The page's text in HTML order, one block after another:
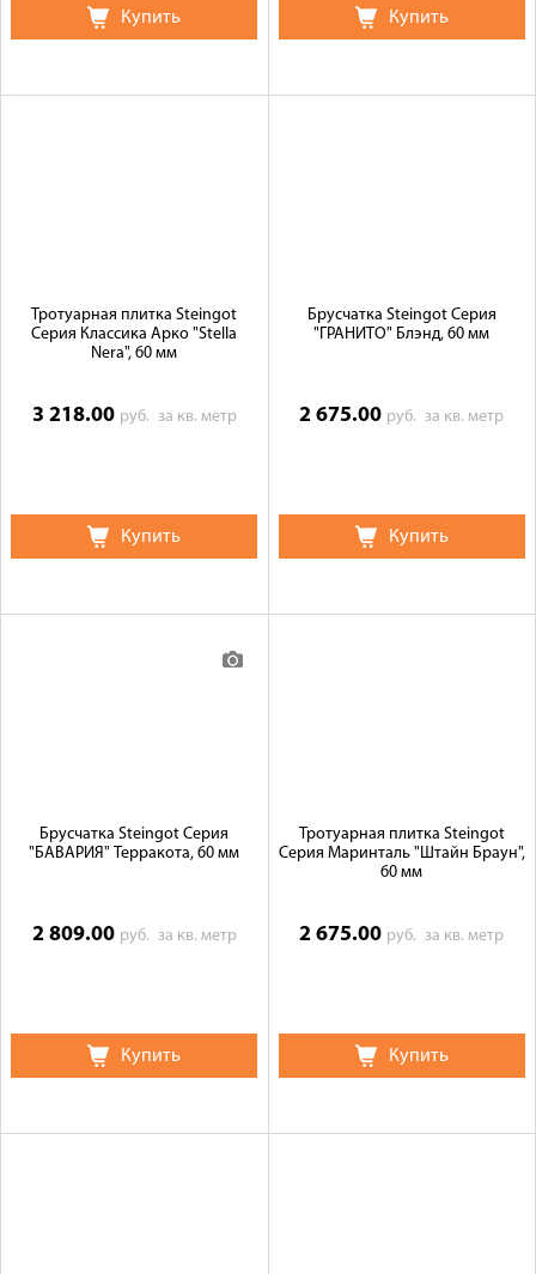
Купить Купить
Тротуарная плитка Steingot
Серия Классика Арко "Stella
Nera", 60 мм
3 218.00 руб. за кв. метр
Купить
Брусчатка Steingot Серия
"ГРАНИТО" Блэнд, 60 мм
2 675.00 руб.за кв. метр
Купить
Брусчатка Steingot Серия
"БАВАРИЯ" Терракота, 60 мм
2 809.00 руб. за кв. метр
Купить
Тротуарная плитка Steingot
Серия Маринталь "Штайн Браун",
60 мм
2 675.00 руб.за кв. метр
Купить